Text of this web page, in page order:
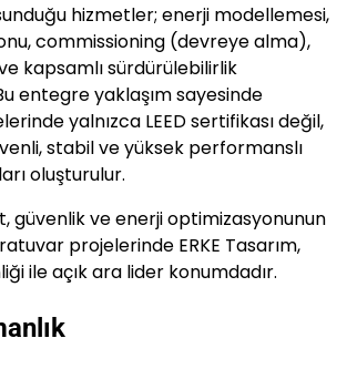
sunduğu hizmetler; enerji modellemesi,
commissioning (devreye alma),
kapsamlı sürdürülebilirlik
entegre yaklaşım sayesinde
yalnızca LEED sertifikası değil,
stabil ve yüksek performanslı
oluşturulur.
güvenlik ve enerji optimizasyonunun
projelerinde ERKE Tasarım,
ile açık ara lider konumdadır.